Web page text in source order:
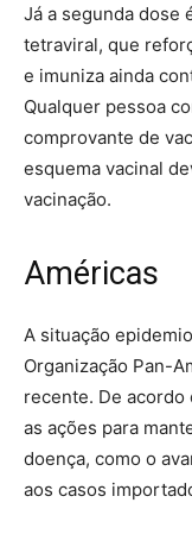
Já a segunda dose
tetraviral, que
e imuniza ainda
Qualquer pessoa
comprovante de
esquema vacinal
vacinação.
Américas
A situação
Organização Pan-
recente. De acordo
as ações para
doença, como o
aos casos